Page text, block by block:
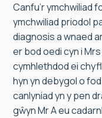
Canfu’r ymchwiliad
ymchwiliad priodol
diagnosis a wnaed
er bod oedi cyn i
cymhlethdod ei
hyn yn debygol o
canlyniad yn y pen
gŵyn Mr A eu